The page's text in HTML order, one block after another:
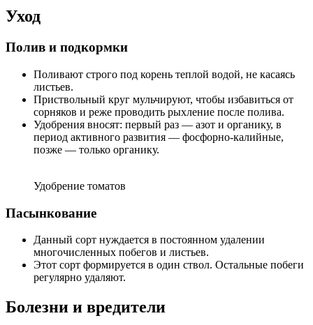
Уход
Полив и подкормки
Поливают строго под корень теплой водой, не касаясь
листьев.
Приствольный круг мульчируют, чтобы избавиться от
сорняков и реже проводить рыхление после полива.
Удобрения вносят: первый раз — азот и органику, в
период активного развития — фосфорно-калийные,
позже — только органику.
Удобрение томатов
Пасынкование
Данный сорт нуждается в постоянном удалении
многочисленных побегов и листьев.
Этот сорт формируется в один ствол. Остальные побеги
регулярно удаляют.
Болезни и вредители